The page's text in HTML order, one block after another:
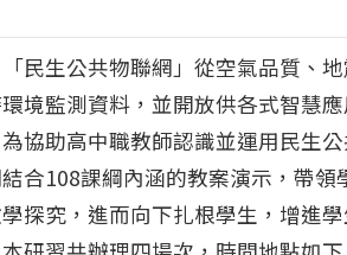
民生公共物聯網」從空氣品質、
境監測資料，並開放供各式智慧
協助高中職教師認識並運用民生
合108課綱內涵的教案演示，帶
探究，進而向下扎根學生，增進